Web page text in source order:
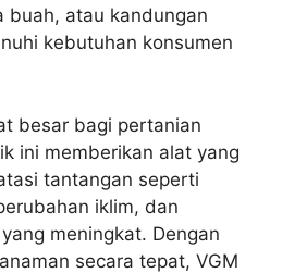
buah, atau kandungan
kebutuhan konsumen
besar bagi pertanian
ini memberikan alat yang
tantangan seperti
iklim, dan
meningkat. Dengan
secara tepat, VGM